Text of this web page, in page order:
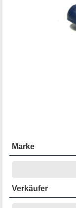
Marke
Verkäufer